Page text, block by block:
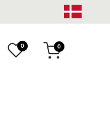
0
Indkøbskurv
0varer